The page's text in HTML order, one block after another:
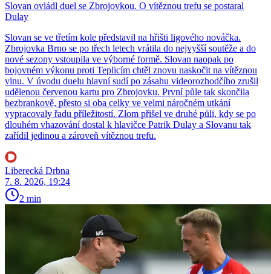
Slovan ovládl duel se Zbrojovkou. O vítěznou trefu se postaral
Dulay
Slovan se ve třetím kole představil na hřišti ligového nováčka.
Zbrojovka Brno se po třech letech vrátila do nejvyšší soutěže a do
nové sezony vstoupila ve výborné formě. Slovan naopak po
bojovném výkonu proti Teplicím chtěl znovu naskočit na vítěznou
vlnu. V úvodu duelu hlavní sudí po zásahu videorozhodčího zrušil
udělenou červenou kartu pro Zbrojovku. První půle tak skončila
bezbrankově, přesto si oba celky ve velmi náročném utkání
vypracovaly řadu příležitostí. Zlom přišel ve druhé půli, kdy se po
dlouhém vhazování dostal k hlavičce Patrik Dulay a Slovanu tak
zařídil jedinou a zároveň vítěznou trefu.
Liberecká Drbna
7. 8. 2026, 19:24
2 min